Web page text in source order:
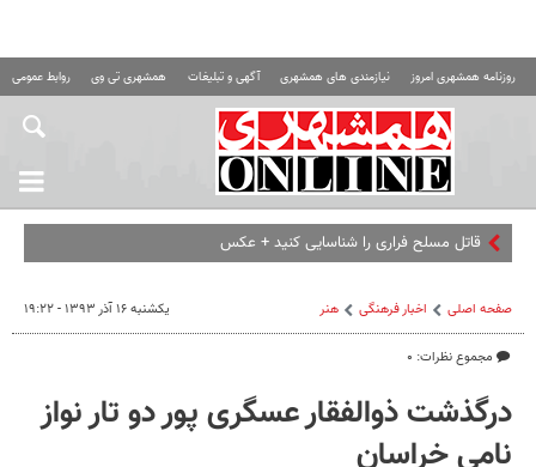
روزنامه همشهری امروز نیازمندی های همشهری آگهی و تبلیغات همشهری تی وی روابط عمومی
قاتل مسلح فراری را شناسایی کنید + عکس
صفحه اصلی اخبار فرهنگی هنر
مجموع نظرات: ۰
یکشنبه ۱۶ آذر ۱۳۹۳ - ۱۹:۲۲
درگذشت ذوالفقار عسگری پور دو تار نواز
نامی خراسان